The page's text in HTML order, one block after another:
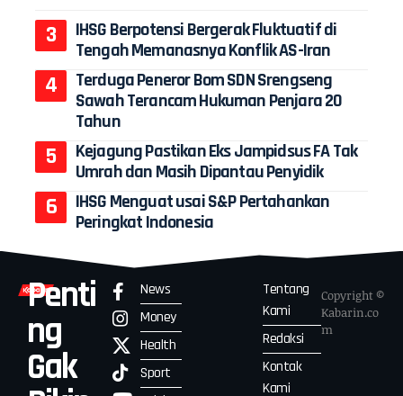
IHSG Berpotensi Bergerak Fluktuatif di
Tengah Memanasnya Konflik AS-Iran
Terduga Peneror Bom SDN Srengseng
Sawah Terancam Hukuman Penjara 20
Tahun
Kejagung Pastikan Eks Jampidsus FA Tak
Umrah dan Masih Dipantau Penyidik
IHSG Menguat usai S&P Pertahankan
Peringkat Indonesia
Penti
ng
Gak
News
Money
Health
Sport
Tentang
Kami
Redaksi
Kontak
Kami
Copyright ©
Kabarin.co
m